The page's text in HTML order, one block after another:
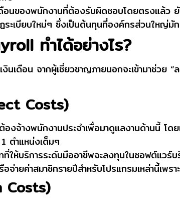
อนของพนักงานที่ต้องรับผิดชอบโดยตรงแล้ว
ะเบียบใหม่ๆ ซึ่งเป็นต้นทุนที่องค์กรส่วนใหญ่มั
ทำได้อย่างไร?
งินเดือน จากผู้เชี่ยวชาญภายนอกจะเข้ามาช่ว
Costs)
องจ้างพนักงานประจำเพื่อมาดูแลงานด้านนี้ โด
ตำแหน่งเต็มๆ
ที่ให้บริการระดับมืออาชีพจะลงทุนในซอฟต์แว
ายค่าสมาชิกรายปีสำหรับโปรแกรมเหล่านี้เพร
Costs)